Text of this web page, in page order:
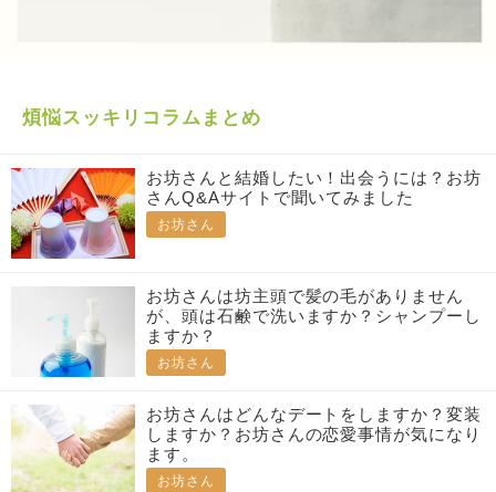
煩悩スッキリコラムまとめ
お坊さんと結婚したい！出会うには？お坊
さんQ&Aサイトで聞いてみました
お坊さん
お坊さんは坊主頭で髪の毛がありません
が、頭は石鹸で洗いますか？シャンプーし
ますか？
お坊さん
お坊さんはどんなデートをしますか？変装
しますか？お坊さんの恋愛事情が気になり
ます。
お坊さん